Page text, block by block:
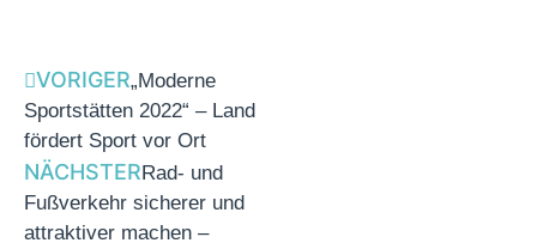
VORIGER„Moderne
Sportstätten 2022“ – Land
fördert Sport vor Ort
NÄCHSTERRad- und
Fußverkehr sicherer und
attraktiver machen –